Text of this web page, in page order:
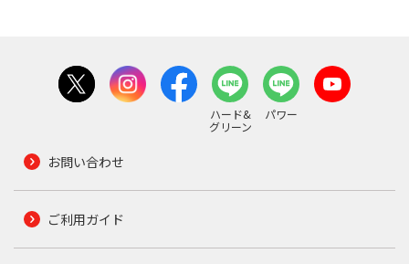
ハード&
グリーン
パワー
お問い合わせ
ご利用ガイド